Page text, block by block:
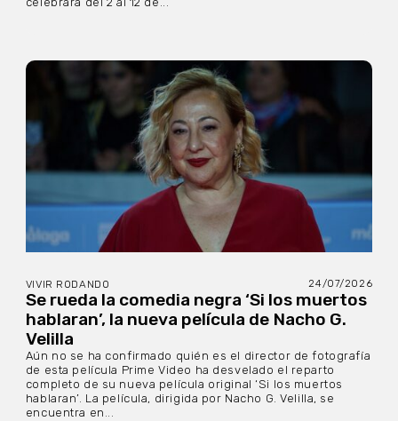
VIVIR RODANDO 24/07/2026
Se rueda la comedia negra ‘Si los muertos
hablaran’, la nueva película de Nacho G.
Velilla
Aún no se ha confirmado quién es el director de fotografía
de esta película Prime Video ha desvelado el reparto
completo de su nueva película original ‘Si los muertos
hablaran’. La película, dirigida por Nacho G. Velilla, se
encuentra en...